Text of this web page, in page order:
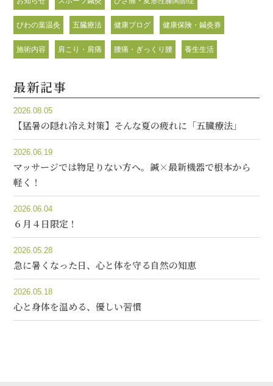
びわの葉温灸 五臓療法 健康ブログ 健康保険・鍼灸券
施術内容 肩こり・肩痛 腰痛・ぎっくり腰 養生生活
最新記事
2026.08.05
【猛暑の隠れ冷え対策】そんな夏の疲れに「五臓療法」
2026.06.19
マッサージでは物足りない方へ。鍼×最新機器で根本から
軽く！
2026.06.04
６月４日限定！
2026.05.28
急に暑くなった日、心と体を守る自然の知恵
2026.05.18
心と身体を温める、優しい習慣